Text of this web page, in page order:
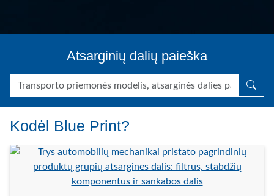
Atsarginių dalių paieška
Kodėl Blue Print?